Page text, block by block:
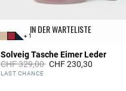
IN DER WARTELISTE
+ 1
Solveig Tasche Eimer Leder
Price reduced from
CHF 329,00toCHF 230,30
5 out of 5 Customer Rating
LAST CHANCE